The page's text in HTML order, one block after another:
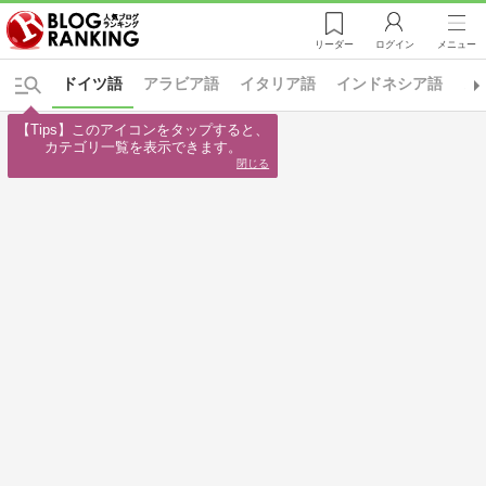
リーダー ログイン メニュー
アラビア語 イタリア語 インドネシア語
ドイツ語
【Tips】このアイコンをタップすると、
カテゴリ一覧を表示できます。
閉じる